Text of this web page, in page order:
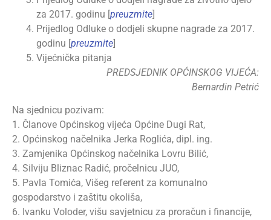
za 2017. godinu [preuzmite]
Prijedlog Odluke o dodjeli skupne nagrade za 2017.
godinu [preuzmite]
Vijećnička pitanja
PREDSJEDNIK OPĆINSKOG VIJEĆA:
Bernardin Petrić
Na sjednicu pozivam:
1. Članove Općinskog vijeća Općine Dugi Rat,
2. Općinskog načelnika Jerka Roglića, dipl. ing.
3. Zamjenika Općinskog načelnika Lovru Bilić,
4. Silviju Bliznac Radić, pročelnicu JUO,
5. Pavla Tomića, Višeg referent za komunalno
gospodarstvo i zaštitu okoliša,
6. Ivanku Voloder, višu savjetnicu za proračun i financije,